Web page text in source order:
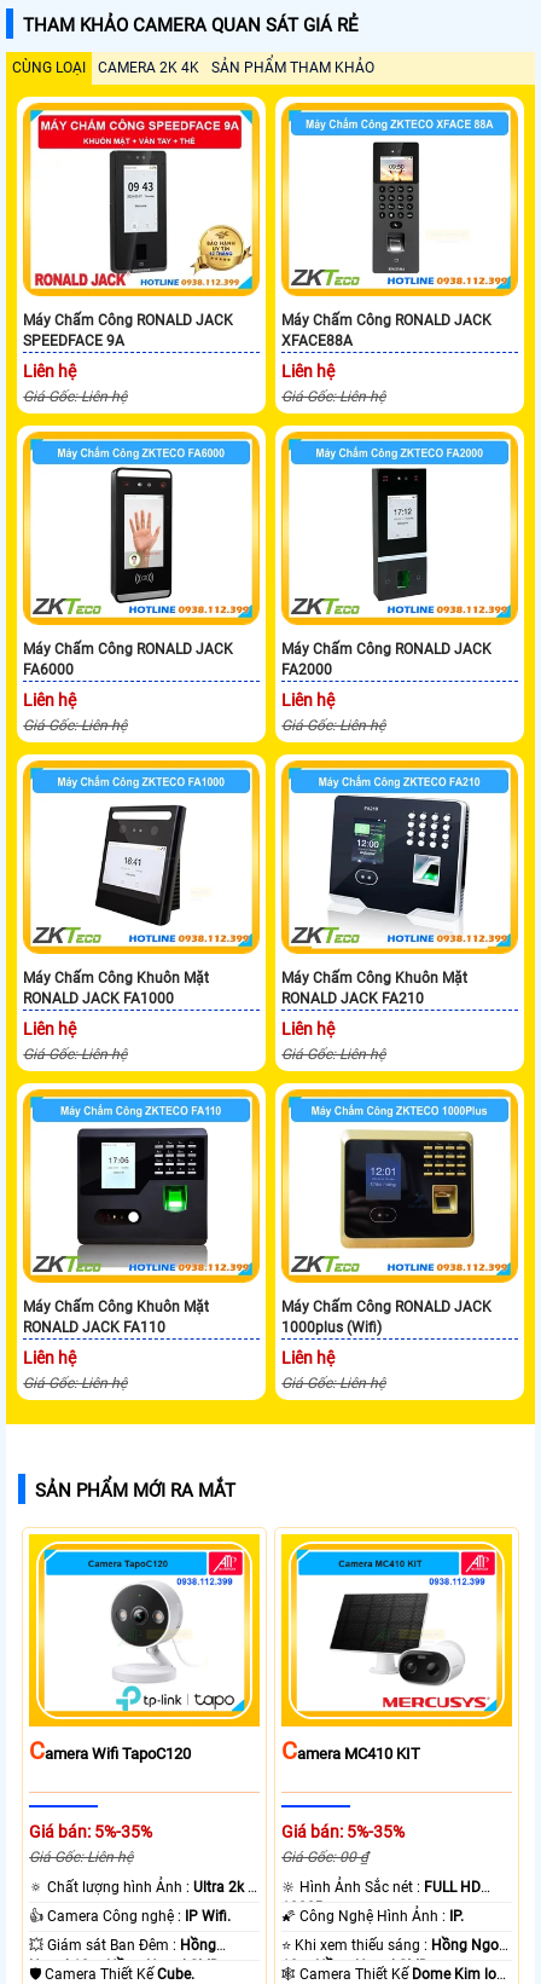
THAM KHẢO CAMERA QUAN SÁT GIÁ RẺ
CÙNG LOẠI CAMERA 2K 4K SẢN PHẨM THAM KHẢO
Máy Chấm Công RONALD JACK
SPEEDFACE 9A
Liên hệ
Giá Gốc: Liên hệ
Máy Chấm Công RONALD JACK
XFACE88A
Liên hệ
Giá Gốc: Liên hệ
Máy Chấm Công RONALD JACK
FA6000
Liên hệ
Giá Gốc: Liên hệ
Máy Chấm Công RONALD JACK
FA2000
Liên hệ
Giá Gốc: Liên hệ
Máy Chấm Công Khuôn Mặt
RONALD JACK FA1000
Liên hệ
Giá Gốc: Liên hệ
Máy Chấm Công Khuôn Mặt
RONALD JACK FA210
Liên hệ
Giá Gốc: Liên hệ
Máy Chấm Công Khuôn Mặt
RONALD JACK FA110
Liên hệ
Giá Gốc: Liên hệ
Máy Chấm Công RONALD JACK
1000plus (Wifi)
Liên hệ
Giá Gốc: Liên hệ
SẢN PHẨM MỚI RA MẮT
CAmera Wifi TapoC120
Giá bán: 5%-35%
Giá Gốc: Liên hệ
🔅 Chất lượng hình Ảnh :Ultra 2k +
.
👍 Camera Công nghệ :
IP Wifi.
💥 Giám sát Ban Đêm : Hồng
Ngoại 10m Hồng Ngoại SMD.
🛡 Camera Thiết KếCube.
CAmera MC410 KIT
Giá bán: 5%-35%
Giá Gốc: 00 ₫
🔆 Hình Ảnh Sắc nét : FULL HD
1080P .
🌠 Công Nghệ Hình Ảnh :
IP.
⭐ Khi xem thiếu sáng : Hồng Ngoại
10m Hồng Ngoại SMD.
🕸️ Camera Thiết Kế Dome Kim loại